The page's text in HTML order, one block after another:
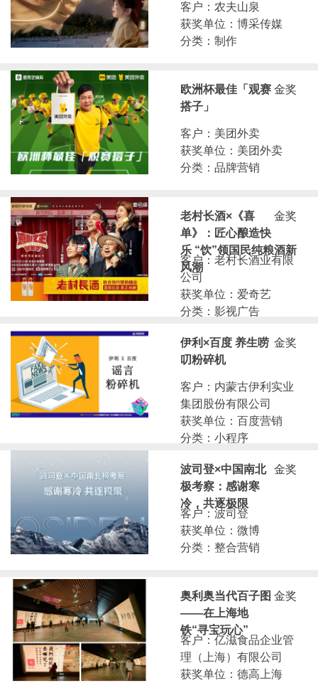
客户：农夫山泉
获奖单位：博采传媒
分类：制作
金奖
欧洲杯最佳「观赛
搭子」
客户：美团外卖
获奖单位：美团外卖
分类：品牌营销
金奖
老村长酒×《喜
单》：匠心酿造快
乐 “饮”领国民纯粮酒新
风潮
客户：老村长酒业有限
公司
获奖单位：爱奇艺
分类：影视广告
金奖
伊利×百度 养生唠
叨粉碎机
客户：内蒙古伊利实业
集团股份有限公司
获奖单位：百度营销
分类：小程序
金奖
波司登×中国南北
极考察：感谢寒
冷，共逐极限
客户：波司登
获奖单位：微博
分类：整合营销
金奖
奥利奥当代百子图
——在上海地
铁“寻宝玩心”
客户：亿滋食品企业管
理（上海）有限公司
获奖单位：德高上海